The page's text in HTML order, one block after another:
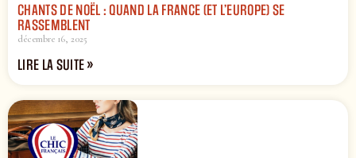
CHANTS DE NOËL : QUAND LA FRANCE (ET L’EUROPE) SE
RASSEMBLENT
décembre 16, 2025
LIRE LA SUITE »